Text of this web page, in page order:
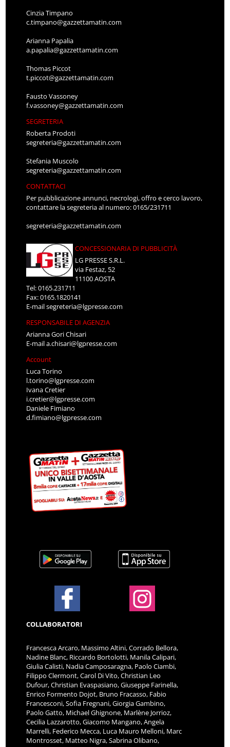
Cinzia Timpano
c.timpano@gazzettamatin.com
Arianna Papalia
a.papalia@gazzettamatin.com
Thomas Piccot
t.piccot@gazzettamatin.com
Fausto Vassoney
f.vassoney@gazzettamatin.com
SEGRETERIA
Roberta Prodoti
segreteria@gazzettamatin.com
Stefania Muscolo
segreteria@gazzettamatin.com
CONTATTACI
Per pubblicazione annunci, necrologi, offro e cerco lavoro,
contattare la segreteria al numero: 0165/231711
segreteria@gazzettamatin.com
CONCESSIONARIA DI PUBBLICITÀ
LG PRESSE S.R.L.
via Festaz, 52
11100 AOSTA
Tel: 0165.231711
Fax: 0165.1820141
E-mailsegreteria@lgpresse.com
RESPONSABILE DI AGENZIA
Arianna Gori Chisari
E-maila.chisari@lgpresse.com
Account
Luca Torino
l.torino@lgpresse.com
Ivana Cretier
i.cretier@lgpresse.com
Daniele Fimiano
d.fimiano@lgpresse.com
COLLABORATORI
Francesca Arcaro, Massimo Altini, Corrado Bellora,
Nadine Blanc, Riccardo Bortolotti, Manila Calipari,
Giulia Calisti, Nadia Camposaragna, Paolo Ciambi,
Filippo Clermont, Carol Di Vito, Christian Leo
Dufour, Christian Evaspasiano, Giuseppe Farinella,
Enrico Formento Dojot, Bruno Fracasso, Fabio
Francesconi, Sofia Fregnani, Giorgia Gambino,
Paolo Gatto, Michael Ghignone, Marlène Jorrioz,
Cecilia Lazzarotto, Giacomo Mangano, Angela
Marrelli, Federico Mecca, Luca Mauro Melloni, Marc
Montrosset, Matteo Nigra, Sabrina Olibano,